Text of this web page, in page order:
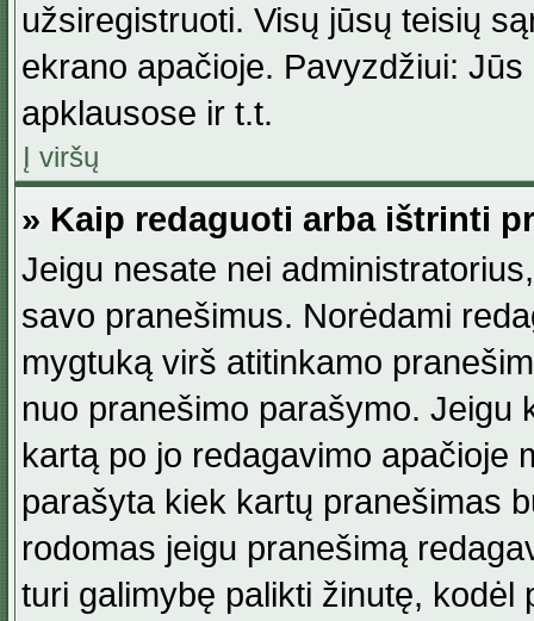
užsiregistruoti. Visų jūsų teisių
ekrano apačioje. Pavyzdžiui:
apklausose ir t.t.
Į viršų
» Kaip redaguoti arba ištrinti
Jeigu nesate nei
savo pranešimus. Norėdami
mygtuką virš atitinkamo
nuo pranešimo parašymo. Jeigu
kartą po jo redagavimo apačioje
parašyta kiek kartų pranešimas
rodomas jeigu pranešimą
turi galimybę palikti žinutę, kodėl